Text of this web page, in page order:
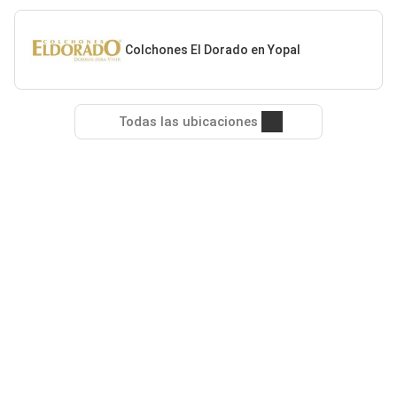
Colchones El Dorado en Yopal
Todas las ubicaciones